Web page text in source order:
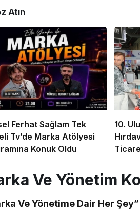
Atın
Ferhat Sağlam Tek
Tv’de Marka Atölyesi
Konuk Oldu
10.
Ve Yönetim
Ve Yönetime Dair Her Şey”